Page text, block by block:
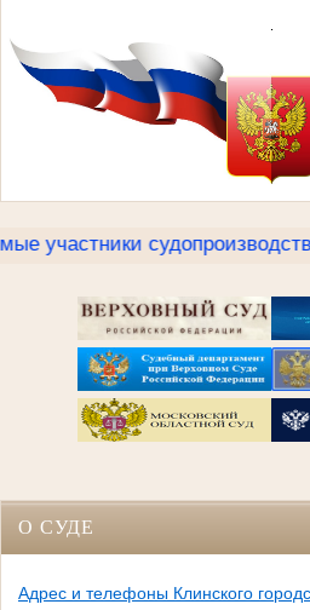
судопроизводства! В
О СУДЕ
Адрес и телефоны Клинского